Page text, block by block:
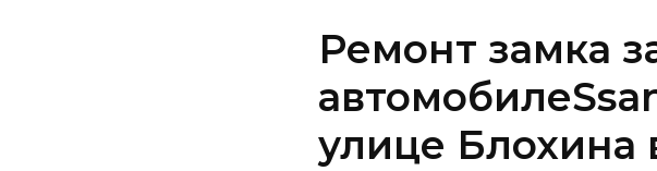
Ремонт замка
улице Блохина